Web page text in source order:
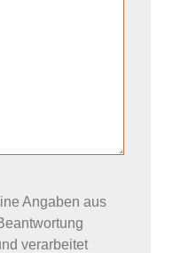
Angaben aus
verarbeitet